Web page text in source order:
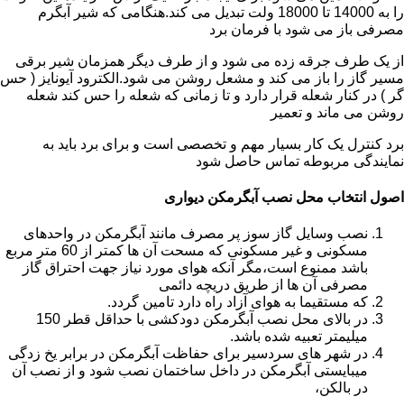
را به 14000 تا 18000 ولت تبدیل می کند.هنگامی که شیر آبگرم
مصرفی باز می شود با فرمان برد
از یک طرف جرقه زده می شود و از طرف دیگر همزمان شیر برقی
مسیر گاز را باز می کند و مشعل روشن می شود.الکترود آیونایز ( حس
گر ) در کنار شعله قرار دارد و تا زمانی که شعله را حس کند شعله
روشن می ماند و تعمیر
برد کنترل یک کار بسیار مهم و تخصصی است و برای برد باید به
نمایندگی مربوطه تماس حاصل شود
اصول انتخاب محل نصب آبگرمکن دیواری
نصب وسایل گاز سوز پر مصرف مانند آبگرمکن در واحدهای
مسکونی و غیر مسکونی که مسحت آن ها کمتر از 60 متر مربع
باشد ممنوع است،مگر آنکه هوای مورد نیاز جهت احتراق گاز
مصرفی آن ها از طریق دریچه دائمی
که مستقیما به هوای آزاد راه دارد تامین گردد.
در بالای محل نصب آبگرمکن دودکشی با حداقل قطر 150
میلیمتر تعبیه شده باشد.
در شهر های سردسیر برای حفاظت آبگرمکن در برابر یخ زدگی
میبایستی آبگرمکن در داخل ساختمان نصب شود و از نصب آن
در بالکن،